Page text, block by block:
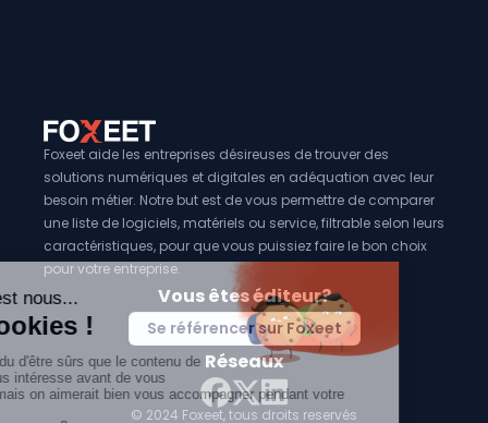
Foxeet aide les entreprises désireuses de trouver des
solutions numériques et digitales en adéquation avec leur
besoin métier. Notre but est de vous permettre de comparer
une liste de logiciels, matériels ou service, filtrable selon leurs
caractéristiques, pour que vous puissiez faire le bon choix
pour votre entreprise.
Vous êtes éditeur?
Se référencer sur Foxeet
Réseaux
© 2024 Foxeet, tous droits reservés